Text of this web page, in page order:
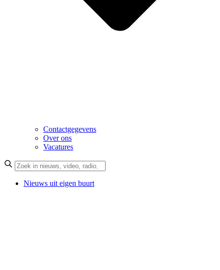
Contactgegevens
Over ons
Vacatures
Nieuws uit eigen buurt